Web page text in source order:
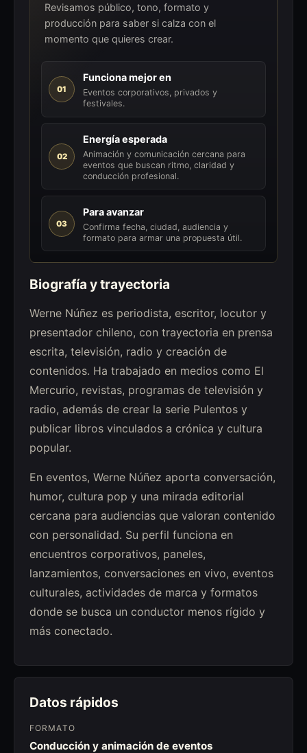
Revisamos público, tono, formato y
producción para saber si calza con el
momento que quieres crear.
01
Funciona mejor en
Eventos corporativos, privados y
festivales.
02
Energía esperada
Animación y comunicación cercana para
eventos que buscan ritmo, claridad y
conducción profesional.
03
Para avanzar
Confirma fecha, ciudad, audiencia y
formato para armar una propuesta útil.
Biografía y trayectoria
Werne Núñez es periodista, escritor, locutor y
presentador chileno, con trayectoria en prensa
escrita, televisión, radio y creación de
contenidos. Ha trabajado en medios como El
Mercurio, revistas, programas de televisión y
radio, además de crear la serie Pulentos y
publicar libros vinculados a crónica y cultura
popular.
En eventos, Werne Núñez aporta conversación,
humor, cultura pop y una mirada editorial
cercana para audiencias que valoran contenido
con personalidad. Su perfil funciona en
encuentros corporativos, paneles,
lanzamientos, conversaciones en vivo, eventos
culturales, actividades de marca y formatos
donde se busca un conductor menos rígido y
más conectado.
Datos rápidos
FORMATO
Conducción y animación de eventos